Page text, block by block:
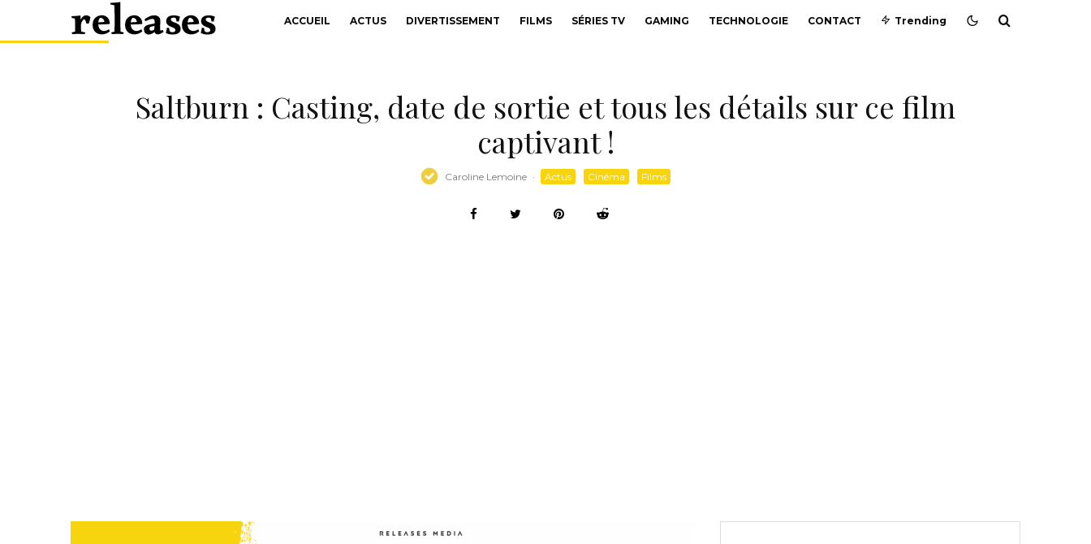
ACCUEIL ACTUS DIVERTISSEMENT FILMS SÉRIES TV GAMING TECHNOLOGIE CONTACT Trending
Saltburn : Casting, date de sortie et tous les détails sur ce film
captivant !
Caroline Lemoine · Actus Cinéma Films